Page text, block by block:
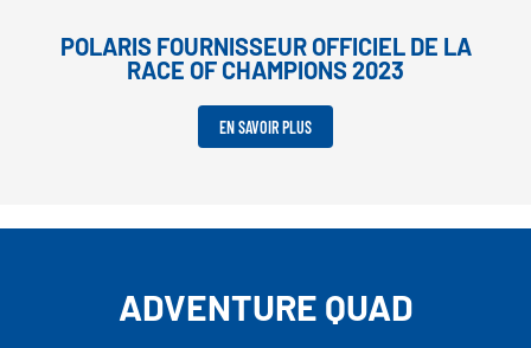
POLARIS FOURNISSEUR OFFICIEL DE LA
RACE OF CHAMPIONS 2023
EN SAVOIR PLUS
ADVENTURE QUAD